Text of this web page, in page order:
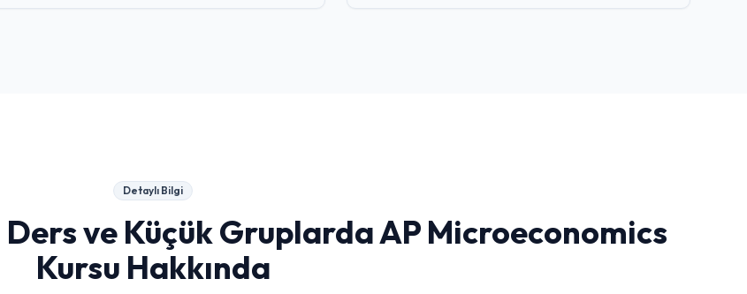
Detaylı Bilgi
ve Küçük Gruplarda AP Microeconomics
Kursu Hakkında